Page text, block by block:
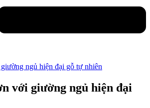
với giường ngủ hiện đại